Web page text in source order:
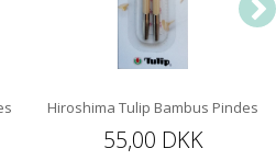
12 cm
Hiroshima Tulip Bambus
55,00 DKK